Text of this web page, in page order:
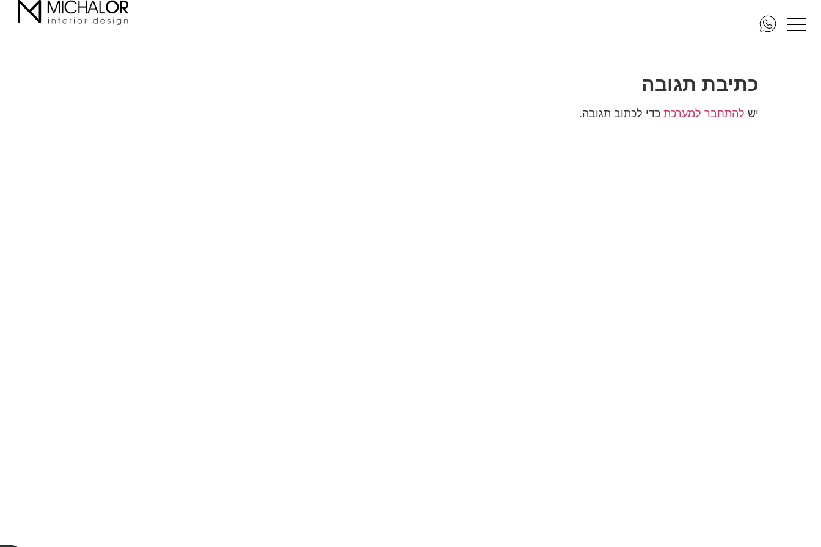
כתיבת תגובה
יש להתחבר למערכת כדי לכתוב תגובה.